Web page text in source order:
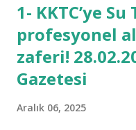
sandığa yansıması ile
sandığın temsil ettiği
olarak koruyarak ve
Kıbrıs’ta kamuoyunun
arasında yapılan “Asrın
1- KKTC’ye
profesyonel
zaferi!
Gazetesi
Aralık 06, 2025